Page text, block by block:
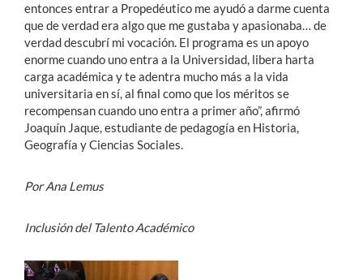
entonces entrar a Propedéutico me ayudó a darme cuenta
que de verdad era algo que me gustaba y apasionaba… de
verdad descubrí mi vocación. El programa es un apoyo
enorme cuando uno entra a la Universidad, libera harta
carga académica y te adentra mucho más a la vida
universitaria en sí, al final como que los méritos se
recompensan cuando uno entra a primer año”, afirmó
Joaquín Jaque, estudiante de pedagogía en Historia,
Geografía y Ciencias Sociales.
Por Ana Lemus
Inclusión del Talento Académico